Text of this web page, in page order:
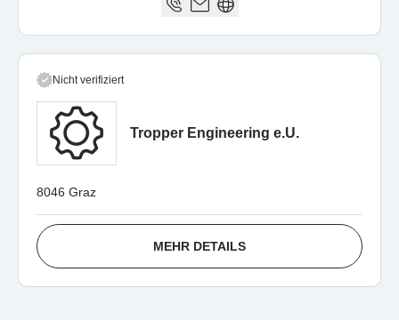
Nicht verifiziert
Tropper Engineering e.U.
8046 Graz
MEHR DETAILS